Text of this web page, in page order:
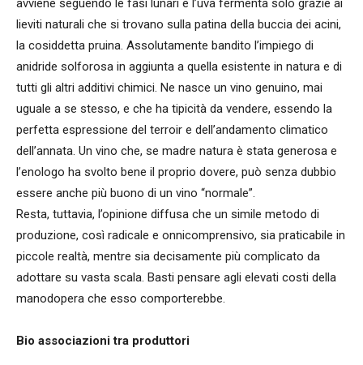
avviene seguendo le fasi lunari e l’uva fermenta solo grazie ai
lieviti naturali che si trovano sulla patina della buccia dei acini,
la cosiddetta pruina. Assolutamente bandito l’impiego di
anidride solforosa in aggiunta a quella esistente in natura e di
tutti gli altri additivi chimici. Ne nasce un vino genuino, mai
uguale a se stesso, e che ha tipicità da vendere, essendo la
perfetta espressione del terroir e dell’andamento climatico
dell’annata. Un vino che, se madre natura è stata generosa e
l’enologo ha svolto bene il proprio dovere, può senza dubbio
essere anche più buono di un vino “normale”.
Resta, tuttavia, l’opinione diffusa che un simile metodo di
produzione, così radicale e onnicomprensivo, sia praticabile in
piccole realtà, mentre sia decisamente più complicato da
adottare su vasta scala. Basti pensare agli elevati costi della
manodopera che esso comporterebbe.
Bio associazioni tra produttori